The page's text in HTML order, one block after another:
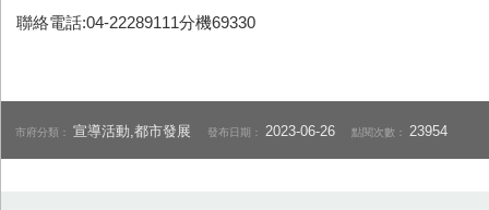
聯絡電話:04-22289111分機69330
市府分類：宣導活動,都市發展 發布日期：2023-06-26 點閱次數：23954